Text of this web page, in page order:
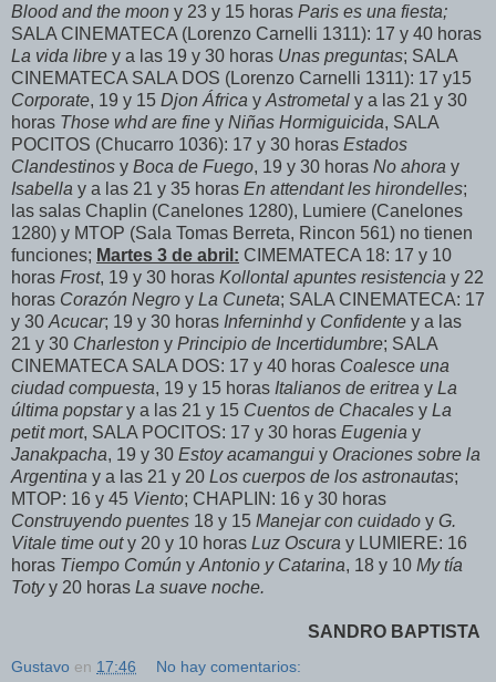
Blood and the moon y 23 y 15 horas Paris es una fiesta;
SALA CINEMATECA (Lorenzo Carnelli 1311): 17 y 40 horas
La vida libre y a las 19 y 30 horas Unas preguntas; SALA
CINEMATECA SALA DOS (Lorenzo Carnelli 1311): 17 y15
Corporate, 19 y 15 Djon África y Astrometal y a las 21 y 30
horas Those whd are fine y Niñas Hormiguicida, SALA
POCITOS (Chucarro 1036): 17 y 30 horas Estados
Clandestinos y Boca de Fuego, 19 y 30 horas No ahora y
Isabella y a las 21 y 35 horas En attendant les hirondelles;
las salas Chaplin (Canelones 1280), Lumiere (Canelones
1280) y MTOP (Sala Tomas Berreta, Rincon 561) no tienen
funciones; Martes 3 de abril: CIMEMATECA 18: 17 y 10
horas Frost, 19 y 30 horas Kollontal apuntes resistencia y 22
horas Corazón Negro y La Cuneta; SALA CINEMATECA: 17
y 30 Acucar; 19 y 30 horas Inferninhdy Confidente y a las
21 y 30 Charleston y Principio de Incertidumbre; SALA
CINEMATECA SALA DOS: 17 y 40 horas Coalesce una
ciudad compuesta, 19 y 15 horas Italianos de eritrea y La
última popstary a las 21 y 15 Cuentos de Chacales y La
petit mort, SALA POCITOS: 17 y 30 horas Eugenia y
Janakpacha, 19 y 30 Estoy acamangui y Oraciones sobre la
Argentina y a las 21 y 20 Los cuerpos de los astronautas;
MTOP: 16 y 45 Viento; CHAPLIN: 16 y 30 horas
Construyendo puentes 18 y 15 Manejar con cuidado y G.
Vitale time outy 20 y 10 horas Luz Oscura y LUMIERE: 16
horas Tiempo Común y Antonio y Catarina, 18 y 10 My tía
Totyy 20 horas La suave noche.
SANDRO BAPTISTA
Gustavo en 17:46 No hay comentarios: